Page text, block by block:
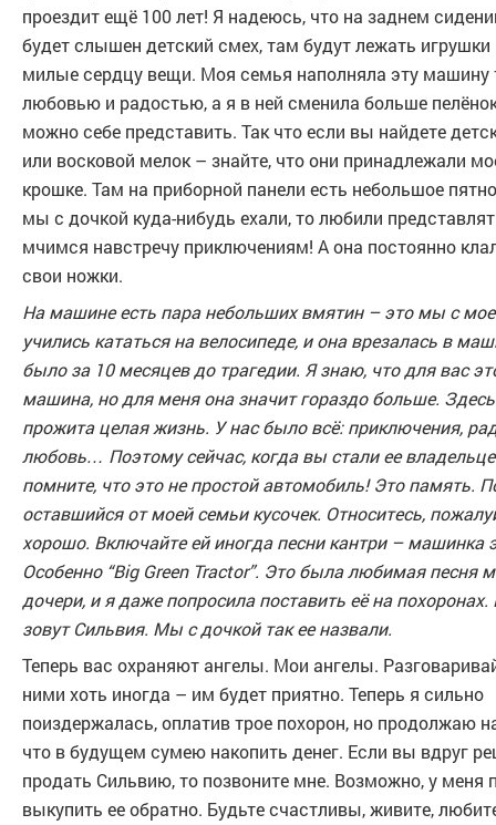
проездит ещё 100 лет! Я надеюсь, что на заднем
будет слышен детский смех, там будут лежать игрушки
милые сердцу вещи. Моя семья наполняла эту машину
любовью и радостью, а я в ней сменила больше
можно себе представить. Так что если вы найдете
или восковой мелок – знайте, что они принадлежали
крошке. Там на приборной панели есть небольшое
мы с дочкой куда-нибудь ехали, то любили
мчимся навстречу приключениям! А она постоянно
свои ножки.
На машине есть пара небольших вмятин – это мы с
учились кататься на велосипеде, и она врезалась в
было за 10 месяцев до трагедии. Я знаю, что для вас
машина, но для меня она значит гораздо больше.
прожита целая жизнь. У нас было всё: приключения,
любовь… Поэтому сейчас, когда вы стали ее
помните, что это не простой автомобиль! Это память.
оставшийся от моей семьи кусочек. Относитесь,
хорошо. Включайте ей иногда песни кантри – машинка
Особенно “Big Green Tractor”. Это была любимая песня
дочери, и я даже попросила поставить её на похоронах.
зовут Сильвия. Мы с дочкой так ее назвали.
Теперь вас охраняют ангелы. Мои ангелы.
ними хоть иногда – им будет приятно. Теперь я сильно
поиздержалась, оплатив трое похорон, но продолжаю
что в будущем сумею накопить денег. Если вы вдруг
продать Сильвию, то позвоните мне. Возможно, у меня
выкупить ее обратно. Будьте счастливы, живите,